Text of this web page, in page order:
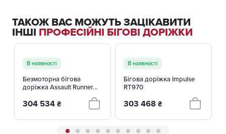
ТАКОЖ ВАС МОЖУТЬ ЗАЦІКАВИТИ
ІНШІ ПРОФЕСІЙНІ БІГОВІ ДОРІЖКИ
В наявності
Безмоторна бігова
доріжка Assault Runner
304 534 ₴
В наявності
Бігова доріжка Impulse
RT970
303 468 ₴